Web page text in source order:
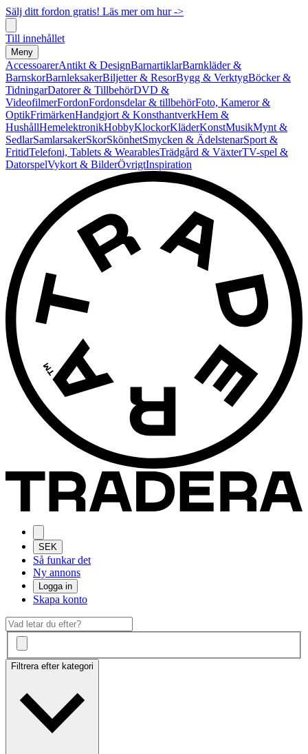
Sälj ditt fordon gratis! Läs mer om hur ->
Till innehållet
Meny
AccessoarerAntikt & DesignBarnartiklarBarnkläder &
BarnskorBarnleksakerBiljetter & ResorBygg & VerktygBöcker &
TidningarDatorer & TillbehörDVD &
VideofilmerFordonFordonsdelar & tillbehörFoto, Kameror &
OptikFrimärkenHandgjort & KonsthantverkHem &
HushållHemelektronikHobbyKlockorKläderKonstMusikMynt &
SedlarSamlarsakerSkorSkönhetSmycken & ÄdelstenarSport &
FritidTelefoni, Tablets & WearablesTrädgård & VäxterTV-spel &
DatorspelVykort & BilderÖvrigtInspiration
SEK
Så funkar det
Ny annons
Logga in
Skapa konto
Filtrera efter kategori